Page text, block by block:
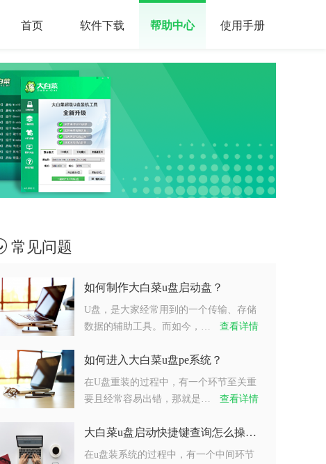
首页 软件下载 帮助中心 使用手册
常见问题
如何制作大白菜u盘启动盘？
U盘，是大家经常用到的一个传输、存储
数据的辅助工具。而如今，…
查看详情
如何进入大白菜u盘pe系统？
在U盘重装的过程中，有一个环节至关重
要且经常容易出错，那就是…
查看详情
大白菜u盘启动快捷键查询怎么操作？
在u盘装系统的过程中，有一个中间环节